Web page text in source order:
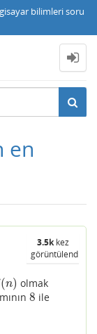
bilimleri soru
en
3.5kkez
görüntülendi
(n)
n)
olmak
8
8 ile